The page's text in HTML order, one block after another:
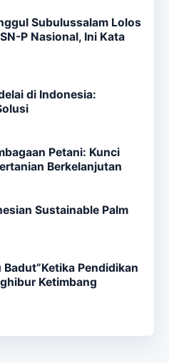
Subulussalam Lolos
P Nasional, Ini Kata
di Indonesia:
Petani: Kunci
Berkelanjutan
Sustainable Palm
Badut”Ketika Pendidikan
Ketimbang